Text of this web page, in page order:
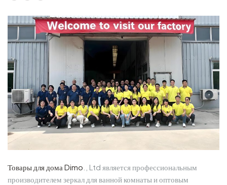
Товары для дома Dimo ., Ltd является профессиональным
производителем зеркал для ванной комнаты и оптовым